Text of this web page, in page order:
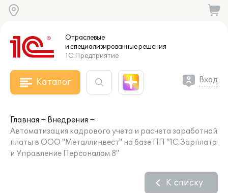
Отраслевые
и специализированныерешения
1С:Предприятие
Каталог Вход
Главная
Внедрения
Автоматизация кадрового учета и расчета заработной
платы в ООО "Металлинвест" на базе ПП "1С:Зарплата
и Управление Персоналом 8"
К списку